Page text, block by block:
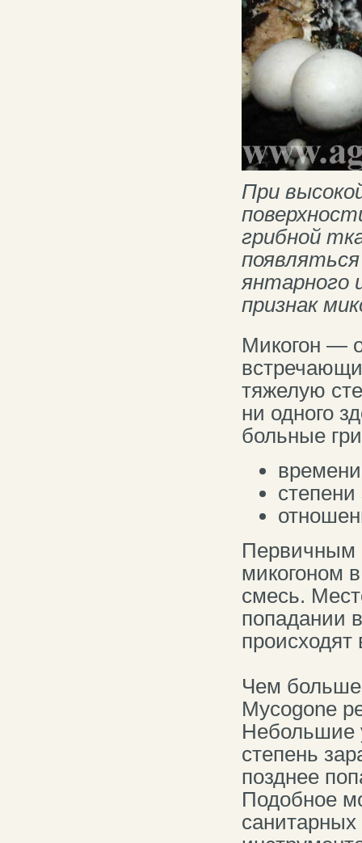
При
грибной
янтарного
признак
Микогон —
тяжелую
ни одного
больные
Первичным
микогоном
смесь.
попадании
Чем больше
Mycogone
Небольшие
степень
позднее
Подобное